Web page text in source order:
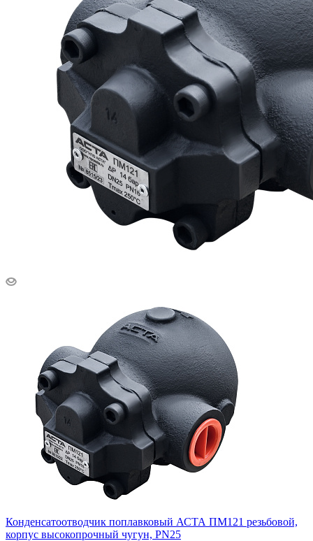
Конденсатоотводчик поплавковый АСТА ПМ121 резьбовой,
корпус высокопрочный чугун, PN25